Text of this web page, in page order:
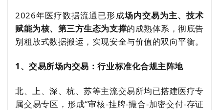
2026年医疗数据流通已形成场内交易为主、技术
赋能为核、第三方生态为支撑的成熟体系，彻底告
别粗放式数据搬运，实现安全与价值的双向平衡。
1、交易所场内交易：行业标准化合规主阵地
北、上、深、杭、苏等主流交易所均已搭建医疗专
属交易专区，形成“审核-挂牌-撮合-加密交付-存证